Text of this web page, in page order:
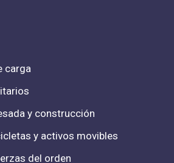
a
carga
y construcción
y activos movibles
del orden